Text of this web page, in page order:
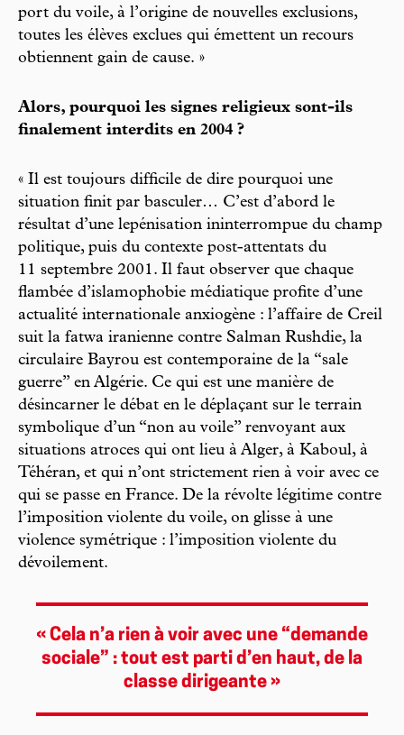
port du voile, à l’origine de nouvelles exclusions,
toutes les élèves exclues qui émettent un recours
obtiennent gain de cause. »
Alors, pourquoi les signes religieux sont-ils
finalement interdits en 2004 ?
« Il est toujours difficile de dire pourquoi une
situation finit par basculer… C’est d’abord le
résultat d’une lepénisation ininterrompue du champ
politique, puis du contexte post-attentats du
11 septembre 2001. Il faut observer que chaque
flambée d’islamophobie médiatique profite d’une
actualité internationale anxiogène : l’affaire de Creil
suit la fatwa iranienne contre Salman Rushdie, la
circulaire Bayrou est contemporaine de la “sale
guerre” en Algérie. Ce qui est une manière de
désincarner le débat en le déplaçant sur le terrain
symbolique d’un “non au voile” renvoyant aux
situations atroces qui ont lieu à Alger, à Kaboul, à
Téhéran, et qui n’ont strictement rien à voir avec ce
qui se passe en France. De la révolte légitime contre
l’imposition violente du voile, on glisse à une
violence symétrique : l’imposition violente du
dévoilement.
« Cela n’a rien à voir avec une “demande
sociale” : tout est parti d’en haut, de la
classe dirigeante »